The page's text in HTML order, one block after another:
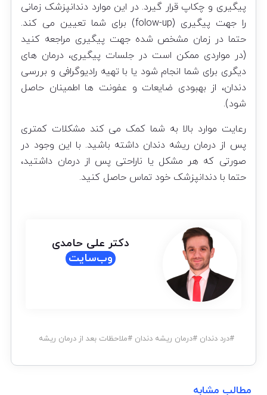
پیگیری و چکاپ قرار گیرد. در این موارد دندانپزشک زمانی
را جهت پیگیری (folow-up) برای شما تعیین می کند.
حتما در زمان مشخص شده جهت پیگیری مراجعه کنید
(در مواردی ممکن است در جلسات پیگیری، درمان های
دیگری برای شما انجام شود یا با تهیه رادیوگرافی و بررسی
دندان، از بهبودی ضایعات و عفونت ها اطمینان حاصل
شود).
رعایت موارد بالا به شما کمک می کند مشکلات کمتری
پس از درمان ریشه دندان داشته باشید. با این وجود در
صورتی که هر مشکل یا ناراحتی پس از درمان داشتید،
حتما با دندانپزشک خود تماس حاصل کنید.
دکتر علی حامدی
وب‌سایت
#درد دندان #درمان ریشه دندان #ملاحظات بعد از درمان ریشه
مطالب مشابه